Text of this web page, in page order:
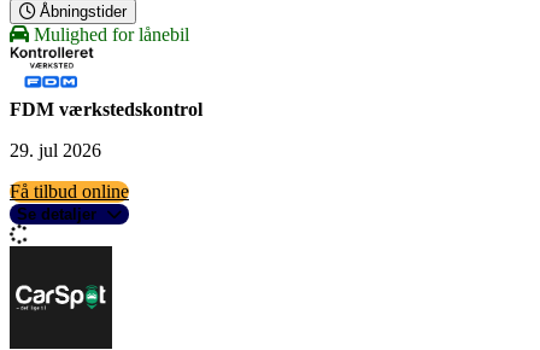
Åbningstider
Mulighed for lånebil
FDM værkstedskontrol
29. jul 2026
Få tilbud online
Se detaljer